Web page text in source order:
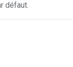
défaut.